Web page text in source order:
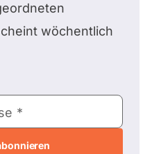
wöchentlich